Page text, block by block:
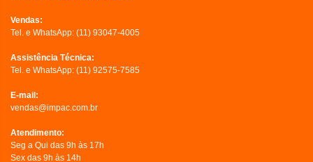
Vendas:
Tel. e WhatsApp: (11) 93047-4005
Assistência Técnica:
Tel. e WhatsApp: (11) 92575-7585
E-mail:
vendas@impac.com.br
Atendimento:
Seg a Qui das 9h às 17h
Sex das 9h às 14h